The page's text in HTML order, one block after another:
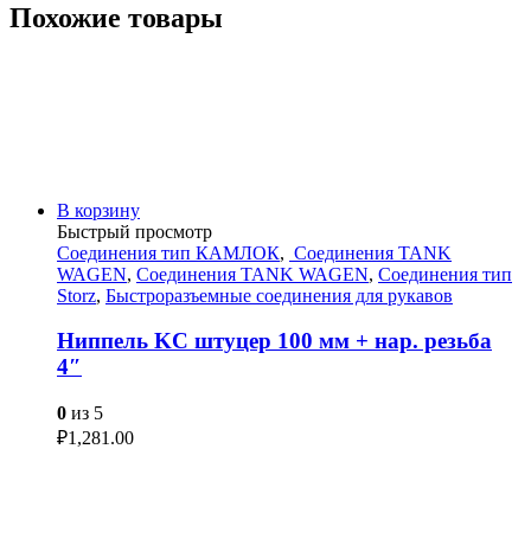
Похожие товары
В корзину
Быстрый просмотр
Соединения тип КАМЛОК, Соединения TANK
WAGEN, Соединения TANK WAGEN, Соединения тип
Storz, Быстроразъемные соединения для рукавов
Ниппель KC штуцер 100 мм + нар. резьба
4″
0 из 5
₽1,281.00